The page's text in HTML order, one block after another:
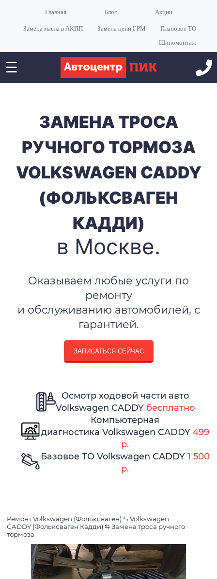
Главная Блог Акции
Замена масла в АКПП Замена цепи ГРМ
Плановое ТО
Шиномонтаж
☰
ЗАМЕНА ТРОСА
РУЧНОГО ТОРМОЗА
VOLKSWAGEN CADDY
(ФОЛЬКСВАГЕН
КАДДИ)
в Москве.
Оказываем любые услуги по
ремонту
и обслуживанию автомобилей, с
гарантией.
ЗАПИСАТЬСЯ СЕЙЧАС
Осмотр ходовой части авто
Volkswagen CADDY бесплатно
Компьютерная
диагностика Volkswagen CADDY 499
р.
Базовое ТО Volkswagen CADDY 1 500
р.
Ремонт Volkswagen (Фольксваген) ⇆ Volkswagen
CADDY (Фольксваген Кадди) ⇆ Замена троса ручного
тормоза